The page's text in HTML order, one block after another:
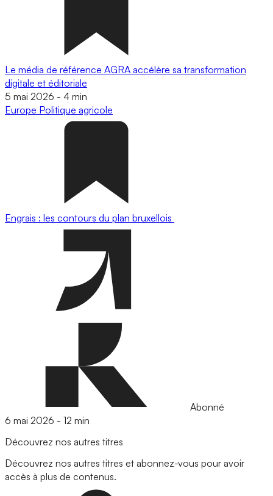
Le média de référence AGRA accélère sa transformation
digitale et éditoriale
5 mai 2026 - 4 min
Europe Politique agricole
Engrais : les contours du plan bruxellois
Abonné
6 mai 2026 - 12 min
Découvrez nos autres titres
Découvrez nos autres titres et abonnez-vous pour avoir
accès à plus de contenus.